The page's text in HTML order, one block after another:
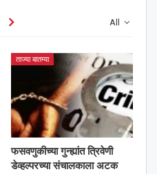
All
ताज्या बातम्या
फसवणुकीच्या गुन्ह्यांत त्रिवेणी
डेव्हल्परच्या संचालकाला अटक